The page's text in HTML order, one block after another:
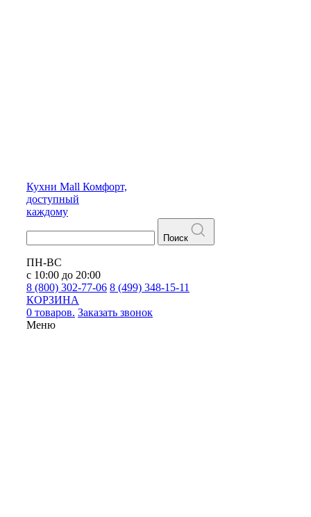
Кухни Mall Комфорт,
доступный
каждому
Поиск
ПН-ВС
с 10:00 до 20:00
8 (800) 302-77-06 8 (499) 348-15-11
КОРЗИНА
0 товаров. Заказать звонок
Меню